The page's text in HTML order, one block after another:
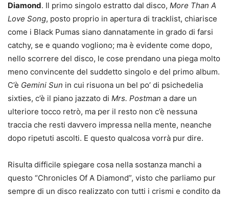
Diamond. Il primo singolo estratto dal disco, More Than A
Love Song, posto proprio in apertura di tracklist, chiarisce
come i Black Pumas siano dannatamente in grado di farsi
catchy, se e quando vogliono; ma è evidente come dopo,
nello scorrere del disco, le cose prendano una piega molto
meno convincente del suddetto singolo e del primo album.
C’è Gemini Sun in cui risuona un bel po’ di psichedelia
sixties, c’è il piano jazzato di Mrs. Postman a dare un
ulteriore tocco retrò, ma per il resto non c’è nessuna
traccia che resti davvero impressa nella mente, neanche
dopo ripetuti ascolti. E questo qualcosa vorrà pur dire.
Risulta difficile spiegare cosa nella sostanza manchi a
questo “Chronicles Of A Diamond”, visto che parliamo pur
sempre di un disco realizzato con tutti i crismi e condito da